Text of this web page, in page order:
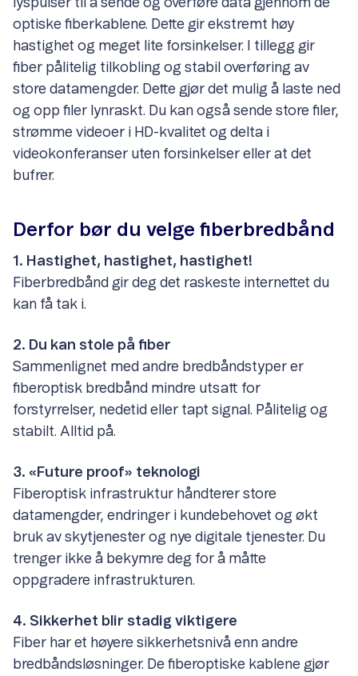
lyspulser til å sende og overføre data gjennom de
optiske fiberkablene. Dette gir ekstremt høy
hastighet og meget lite forsinkelser. I tillegg gir
fiber pålitelig tilkobling og stabil overføring av
store datamengder. Dette gjør det mulig å laste ned
og opp filer lynraskt. Du kan også sende store filer,
strømme videoer i HD-kvalitet og delta i
videokonferanser uten forsinkelser eller at det
bufrer.
Derfor bør du velge fiberbredbånd
1. Hastighet, hastighet, hastighet!
Fiberbredbånd gir deg det raskeste internettet du
kan få tak i.
2. Du kan stole på fiber
Sammenlignet med andre bredbåndstyper er
fiberoptisk bredbånd mindre utsatt for
forstyrrelser, nedetid eller tapt signal. Pålitelig og
stabilt. Alltid på.
3. «Future proof» teknologi
Fiberoptisk infrastruktur håndterer store
datamengder, endringer i kundebehovet og økt
bruk av skytjenester og nye digitale tjenester. Du
trenger ikke å bekymre deg for å måtte
oppgradere infrastrukturen.
4. Sikkerhet blir stadig viktigere
Fiber har et høyere sikkerhetsnivå enn andre
bredbåndsløsninger. De fiberoptiske kablene gjør